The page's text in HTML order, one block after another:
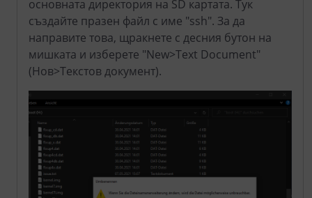
основната директория на SD картата. Тук
създайте празен файл с име "ssh". За да
направите това, щракнете с десния бутон на
мишката и изберете "New>Text Document"
(Нов>Текстов документ).